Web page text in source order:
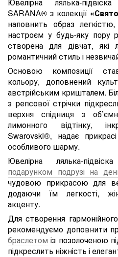
SARANA® з колекції
наповнить образ
настроєм у будь-яку пору
створена для дівчат, які
романтичний стиль і
Основою композиції
кольору, доповнений
австрійським кришталем.
з репсової стрічки
верхня спідниця з
лимонного відтінку,
Swarovski®, надає
особливого шарму.
Ювелірна лялька-
подарунком подрузі на
чудовою прикрасою для
додаючи їм легкості,
акценту.
Для створення
рекомендуємо доповнити
браслетом із позолоченою
підкреслить ніжність і